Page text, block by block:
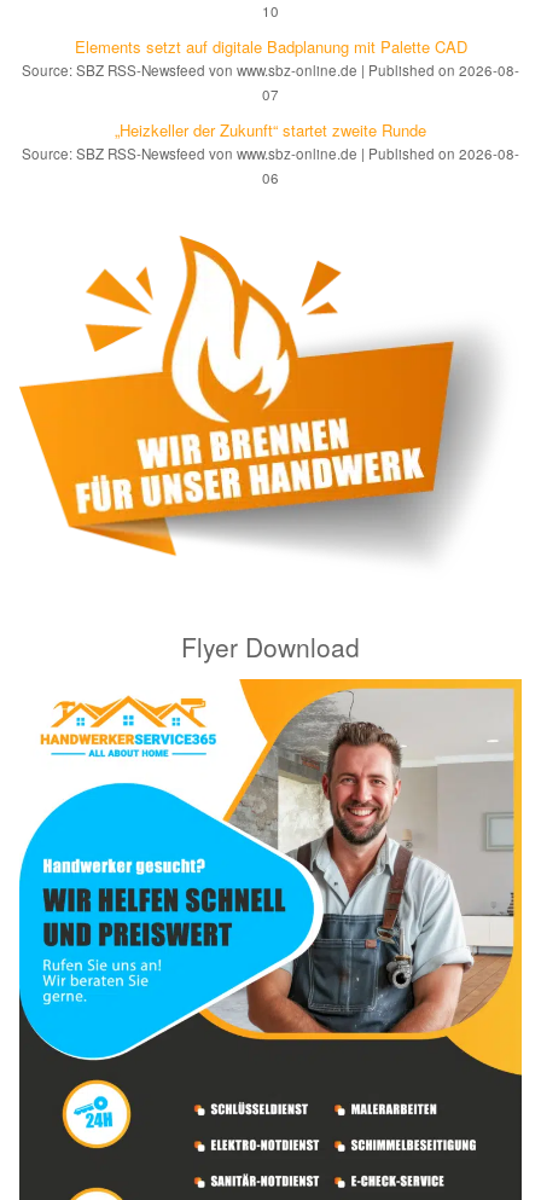
10
Elements setzt auf di­gi­ta­le Bad­pla­nung mit Palette CAD
Source: SBZ RSS-Newsfeed von www.sbz-online.de
Published on 2026-08-
07
„Heizkeller der Zu­kunft“ star­tet zwei­te Run­de
Source: SBZ RSS-Newsfeed von www.sbz-online.de
Published on 2026-08-
06
Flyer Download